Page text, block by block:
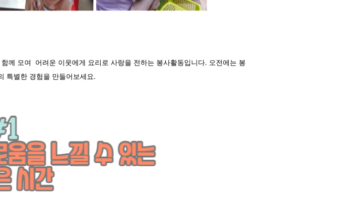
께 모여 어려운 이웃에게 요리로 사랑을 전하는 봉사활동입니다. 오전에는 봉
특별한 경험을 만들어보세요.